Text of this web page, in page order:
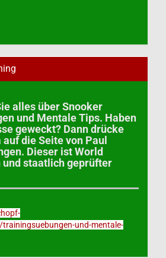
alles über Snooker
und Mentale Tips. Haben
geweckt? Dann drücke
die Seite von Paul
Dieser ist World
und staatlich geprüfter
und-mentale-